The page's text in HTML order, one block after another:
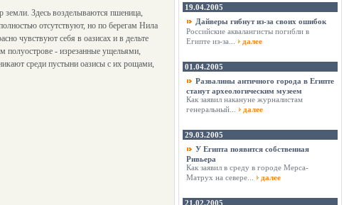
земли. Здесь возделываются пшеница,
отсутствуют, но по берегам Нила
чувствуют себя в оазисах и в дельте
полуострове - изрезанные ущельями,
среди пустыни оазисы с их рощами,
19.04.2005
Дайверы гибнут из-за своих ошибок
Российские аквалангисты погибли в
Египте из-за...
далее
01.04.2005
Развалины античного города в Египте
станут археологическим музеем
Как заявил накануне журналистам
генеральный...
далее
29.03.2005
У Египта появится собственная
Ривьера
Как заявил в среду в городе Мерса-
Матрух на севере...
далее
21.02.2005